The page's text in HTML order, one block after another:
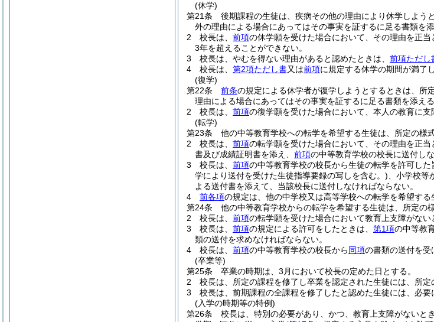
(休学)
第21条
後期課程の生徒は、疾病その他の理由により休学しよう
外の理由による場合にあってはその事実を証するに足る書類を
2
校長は、 前項の休学願を受けた場合において、その理由を正
3年を超えることができない。
3
校長は、やむを得ない理由があると認めたときは、 前項ただし
4
校長は、 第2項ただし書又は前項に規定する休学の期間が満了
(復学)
第22条
前条の規定による休学者が復学しようとするときは、所
理由による場合にあってはその事実を証するに足る書類を添え
2
校長は、 前項の復学願を受けた場合において、本人の教育に
(転学)
第23条
他の中等教育学校への転学を希望する生徒は、所定の様
2
校長は、 前項の転学願を受けた場合において、その理由を正
書及び成績証明書を添え、 前項の中等教育学校の校長に送付し
3
校長は、 前項の中等教育学校の校長から生徒の転学を許可し
学により送付を受けた生徒指導要録の写しを含む。) 、小学校
よる送付書を添えて、当該校長に送付しなければならない。
4
前各項の規定は、他の中学校又は高等学校への転学を希望する
第24条
他の中等教育学校からの転学を希望する生徒は、所定の
2
校長は、 前項の転学願を受けた場合において教育上支障がな
3
校長は、 前項の規定による許可をしたときは、 第1項の中等教
類の送付を求めなければならない。
4
校長は、 前項の中等教育学校の校長から同項の書類の送付を受
(卒業等)
第25条
卒業の時期は、3月において校長の定めた日とする。
2
校長は、所定の課程を修了し卒業を認定された生徒には、所定
3
校長は、前期課程の全課程を修了したと認めた生徒には、必
(入学の時期等の特例)
第26条
校長は、特別の必要があり、かつ、教育上支障がないとき